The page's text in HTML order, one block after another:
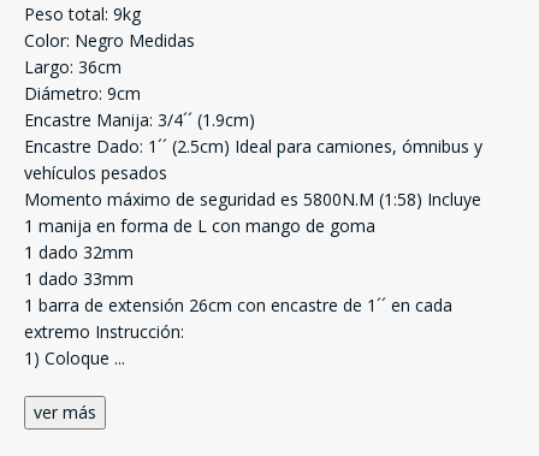
Peso total: 9kg
Color: Negro Medidas
Largo: 36cm
Diámetro: 9cm
Encastre Manija: 3/4´´ (1.9cm)
Encastre Dado: 1´´ (2.5cm) Ideal para camiones, ómnibus y
vehículos pesados
Momento máximo de seguridad es 5800N.M (1:58) Incluye
1 manija en forma de L con mango de goma
1 dado 32mm
1 dado 33mm
1 barra de extensión 26cm con encastre de 1´´ en cada
extremo Instrucción:
1) Coloque ...
ver más